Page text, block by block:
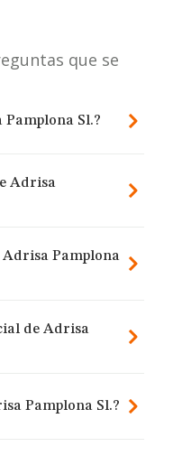
que se
Pamplona Sl.?
Adrisa
Adrisa Pamplona
de Adrisa
Pamplona Sl.?